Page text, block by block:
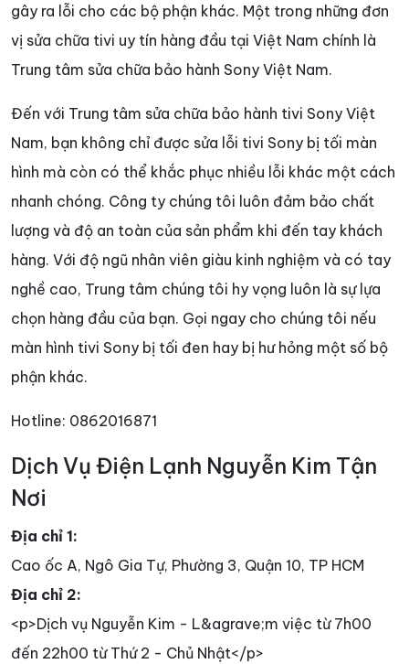
gây ra lỗi cho các bộ phận khác. Một trong những đơn
vị sửa chữa tivi uy tín hàng đầu tại Việt Nam chính là
Trung tâm sửa chữa bảo hành Sony Việt Nam.
Đến với Trung tâm sửa chữa bảo hành tivi Sony Việt
Nam, bạn không chỉ được sửa lỗi tivi Sony bị tối màn
hình mà còn có thể khắc phục nhiều lỗi khác một cách
nhanh chóng. Công ty chúng tôi luôn đảm bảo chất
lượng và độ an toàn của sản phẩm khi đến tay khách
hàng. Với độ ngũ nhân viên giàu kinh nghiệm và có tay
nghề cao, Trung tâm chúng tôi hy vọng luôn là sự lựa
chọn hàng đầu của bạn. Gọi ngay cho chúng tôi nếu
màn hình tivi Sony bị tối đen hay bị hư hỏng một số bộ
phận khác.
Hotline: 0862016871
Dịch Vụ Điện Lạnh Nguyễn Kim Tận
Nơi
Địa chỉ 1:
Cao ốc A, Ngô Gia Tự, Phường 3, Quận 10, TP HCM
Địa chỉ 2:
<p>Dịch vụ Nguyễn Kim - L&agrave;m việc từ 7h00
đến 22h00 từ Thứ 2 - Chủ Nhật</p>